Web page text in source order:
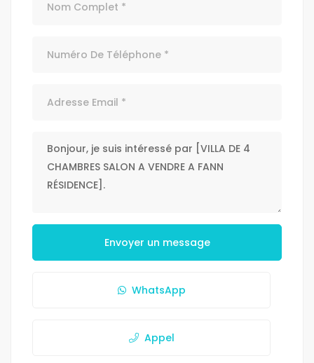
Envoyer un message
WhatsApp
Appel